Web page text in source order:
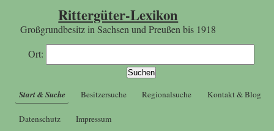
Rittergüter-Lexikon
Großgrundbesitz in Sachsen und Preußen bis 1918
Ort:
Start & Suche Besitzersuche Regionalsuche Kontakt & Blog
Datenschutz Impressum